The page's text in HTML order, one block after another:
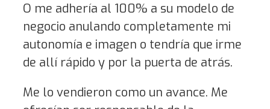
O me adhería al 100% a su modelo de
negocio anulando completamente mi
autonomía e imagen o tendría que irme
de allí rápido y por la puerta de atrás.
Me lo vendieron como un avance. Me